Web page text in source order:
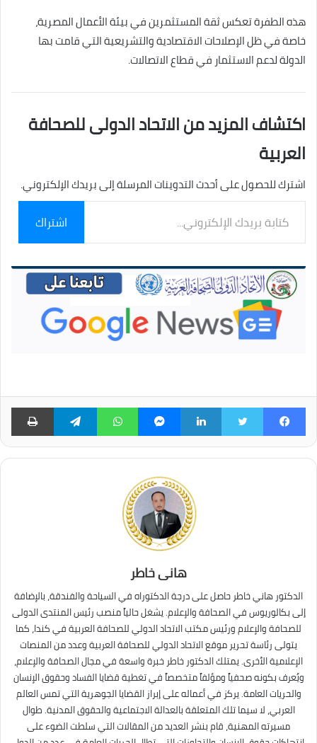
هذه الطفرة تعكس ثقة المستثمرين في بيئة الأعمال المصرية،
خاصة في ظل الإصلاحات الاقتصادية والتشريعية التي قامت بها
الدولة لدعم الاستثمار في قطاع الاتصالات.
اكتشاف المزيد من الاتحاد الدولى للصحافة
العربية
اشترك للحصول على أحدث التدوينات المرسلة إلى بريدك الإلكتروني.
بريدك
الإلكتروني...
اشتراك
فيسبوك لينكدإن ماسنجر واتساب تيلقرام
هانى خاطر
الدكتور هاني خاطر حاصل على درجة الدكتوراه في السياحة والفندقة، بالإضافة
إلى بكالوريوس في الصحافة والإعلام. يشغل حالياً منصب رئيس المنتدى الدولى
للصحافة والإعلام ورئيس مكتب الاتحاد الدولي للصحافة العربية في كندا، كما
يتولى رئاسة تحرير موقع الاتحاد الدولي للصحافة العربية وعدد من المنصات
الإعلامية الأخرى. يمتلك الدكتور خاطر خبرة واسعة في مجال الصحافة والإعلام،
ويُعرف بكونه صحفياً ومؤلفاً متخصصاً في تغطية قضايا الفساد وحقوق الإنسان
والحريات العامة. يركز في أعماله على إبراز القضايا الجوهرية التي تمس العالم
العربي، لا سيما تلك المتعلقة بالعدالة الاجتماعية والحقوق المدنية. طوال
مسيرته المهنية، قام بنشر العديد من المقالات التي سلطت الضوء على